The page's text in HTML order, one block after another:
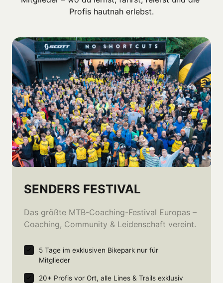
Profis hautnah erlebst.
SENDERS FESTIVAL
Das größte MTB-Coaching-Festival Europas –
Coaching, Community & Leidenschaft vereint.
5 Tage im exklusiven Bikepark nur für
Mitglieder
20+ Profis vor Ort, alle Lines & Trails exklusiv